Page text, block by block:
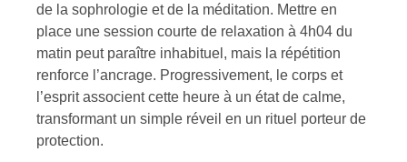
de la sophrologie et de la méditation. Mettre en
place une session courte de relaxation à 4h04 du
matin peut paraître inhabituel, mais la répétition
renforce l’ancrage. Progressivement, le corps et
l’esprit associent cette heure à un état de calme,
transformant un simple réveil en un rituel porteur de
protection.